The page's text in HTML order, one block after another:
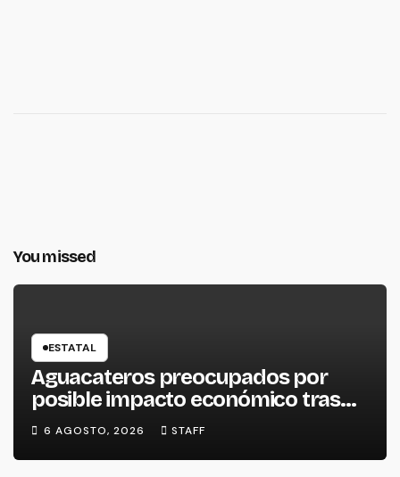
You missed
ESTATAL
Aguacateros preocupados por
posible impacto económico tras
alerta de Estados Unidos
6 AGOSTO, 2026 STAFF